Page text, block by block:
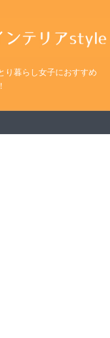
り暮らし女子におすすめ